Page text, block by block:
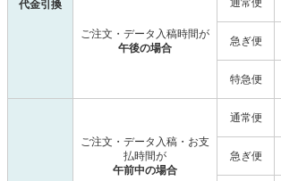
代金引換
ご注文・データ入稿時間が
午後の場合
通常便
急ぎ便
特急便
ご注文・データ入稿・お支
払時間が
午前中の場合
通常便
急ぎ便